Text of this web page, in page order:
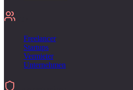
Freelancer
Startups
Vermieter
Unternehmen